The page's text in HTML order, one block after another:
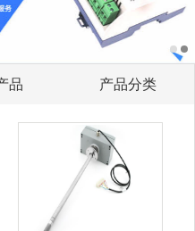
品 产品分类